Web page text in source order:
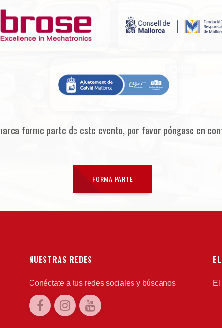
forme parte de este evento, por favor póngase en
FORMA PARTE
NUESTRAS REDES
Conéctate a tus redes sociales y búscanos El